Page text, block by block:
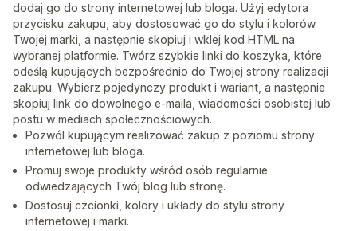
dodaj go do strony internetowej lub bloga. Użyj edytora
przycisku zakupu, aby dostosować go do stylu i kolorów
Twojej marki, a następnie skopiuj i wklej kod HTML na
wybranej platformie. Twórz szybkie linki do koszyka, które
odeślą kupujących bezpośrednio do Twojej strony realizacji
zakupu. Wybierz pojedynczy produkt i wariant, a następnie
skopiuj link do dowolnego e-maila, wiadomości osobistej lub
postu w mediach społecznościowych.
Pozwól kupującym realizować zakup z poziomu strony
internetowej lub bloga.
Promuj swoje produkty wśród osób regularnie
odwiedzających Twój blog lub stronę.
Dostosuj czcionki, kolory i układy do stylu strony
internetowej i marki.